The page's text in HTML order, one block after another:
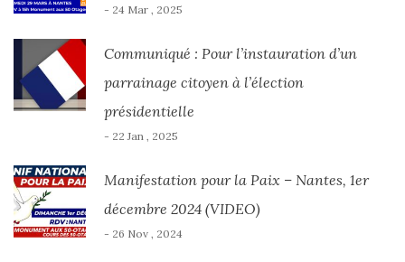
- 24 Mar , 2025
Communiqué : Pour l’instauration d’un
parrainage citoyen à l’élection
présidentielle
- 22 Jan , 2025
Manifestation pour la Paix – Nantes, 1er
décembre 2024 (VIDEO)
- 26 Nov , 2024